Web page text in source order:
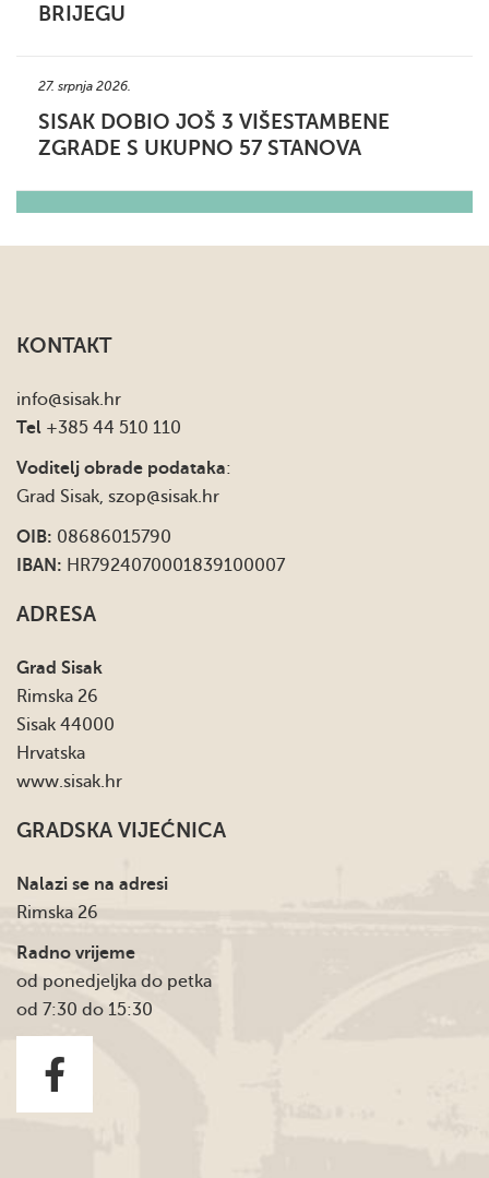
BRIJEGU
27. srpnja 2026.
SISAK DOBIO JOŠ 3 VIŠESTAMBENE
ZGRADE S UKUPNO 57 STANOVA
KONTAKT
info@sisak.hr
Tel +385 44 510 110
Voditelj obrade podataka:
Grad Sisak, szop@sisak.hr
OIB: 08686015790
IBAN: HR7924070001839100007
ADRESA
Grad Sisak
Rimska 26
Sisak 44000
Hrvatska
www.sisak.hr
GRADSKA VIJEĆNICA
Nalazi se na adresi
Rimska 26
Radno vrijeme
od ponedjeljka do petka
od 7:30 do 15:30